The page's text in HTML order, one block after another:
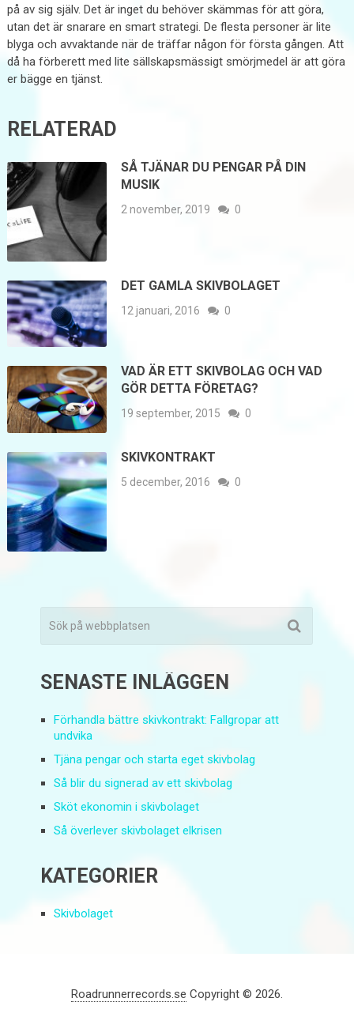
på av sig själv. Det är inget du behöver skämmas för att göra,
utan det är snarare en smart strategi. De flesta personer är lite
blyga och avvaktande när de träffar någon för första gången. Att
då ha förberett med lite sällskapsmässigt smörjmedel är att göra
er bägge en tjänst.
RELATERAD
SÅ TJÄNAR DU PENGAR PÅ DIN
MUSIK
2 november, 2019 0
DET GAMLA SKIVBOLAGET
12 januari, 2016 0
VAD ÄR ETT SKIVBOLAG OCH VAD
GÖR DETTA FÖRETAG?
19 september, 2015 0
SKIVKONTRAKT
5 december, 2016 0
SENASTE INLÄGGEN
Förhandla bättre skivkontrakt: Fallgropar att
undvika
Tjäna pengar och starta eget skivbolag
Så blir du signerad av ett skivbolag
Sköt ekonomin i skivbolaget
Så överlever skivbolaget elkrisen
KATEGORIER
Skivbolaget
Roadrunnerrecords.se Copyright © 2026.